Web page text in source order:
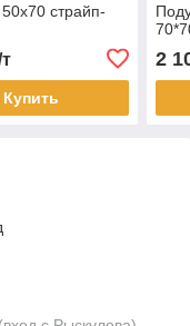
страйп-
Купить
2